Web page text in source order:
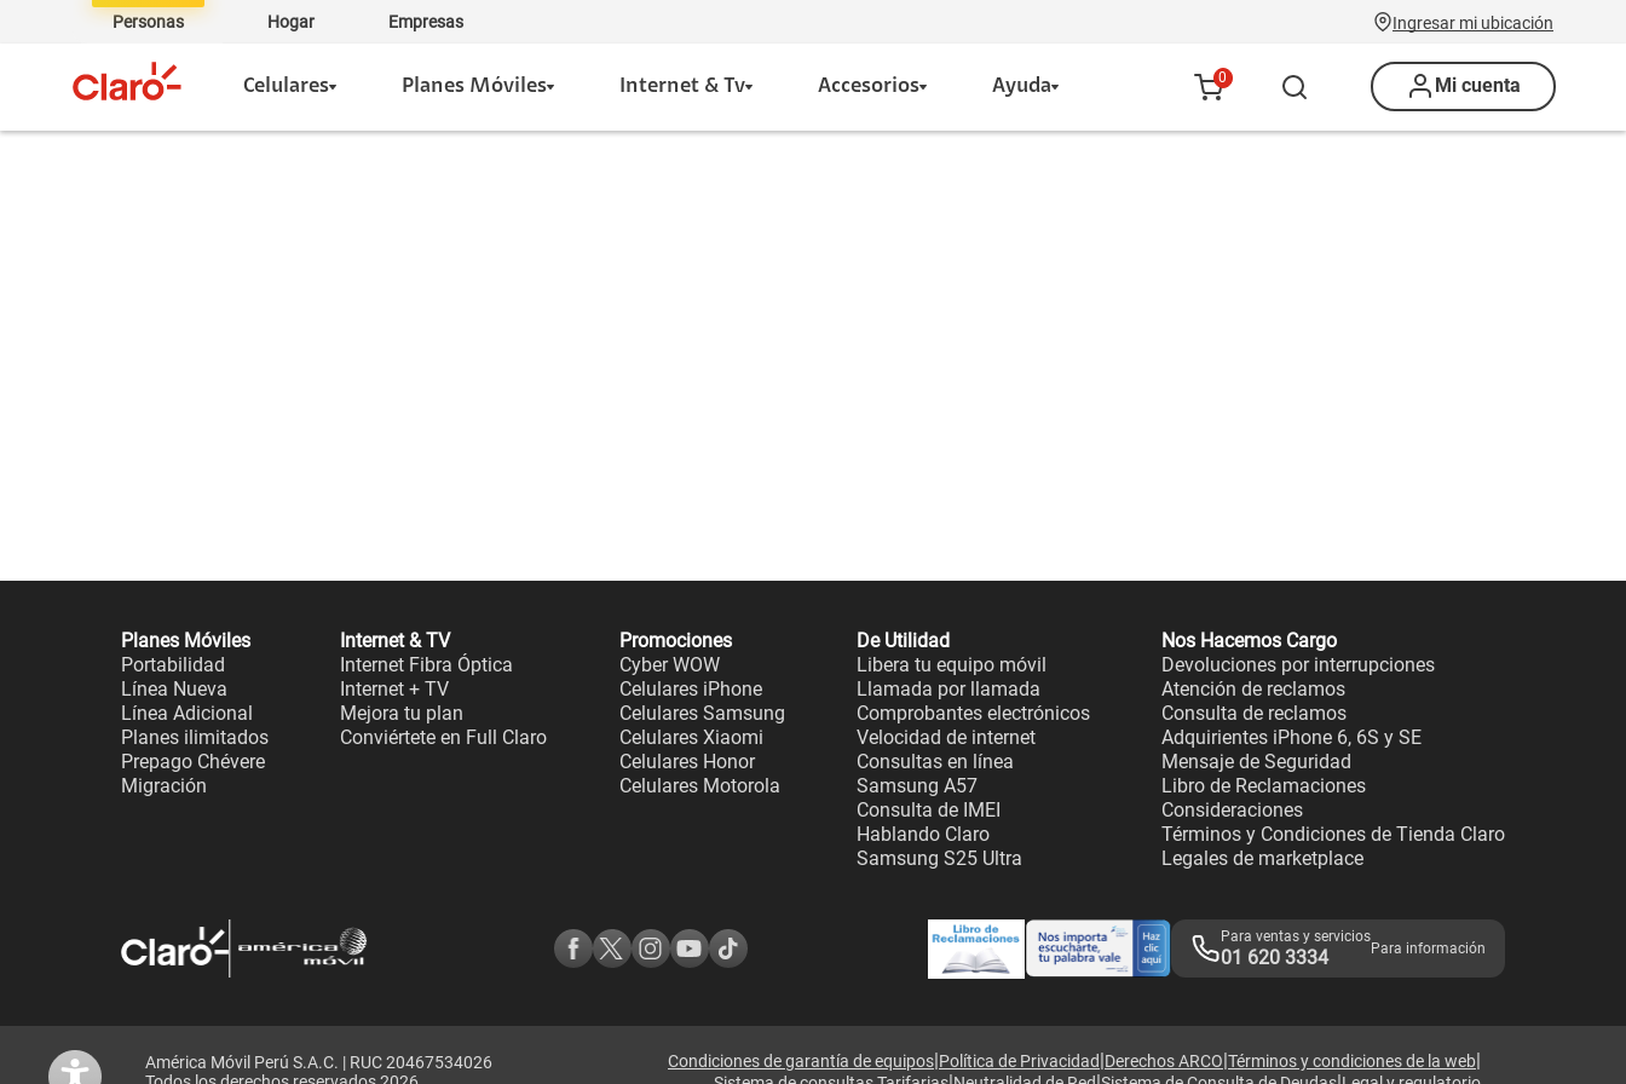
Personas Hogar Empresas Ingresar mi ubicación
Celulares Planes Móviles Internet & Tv Accesorios Ayuda 0 Mi cuenta
Planes Móviles
Portabilidad
Línea Nueva
Línea Adicional
Planes ilimitados
Prepago Chévere
Migración
Internet & TV
Internet Fibra Óptica
Internet + TV
Mejora tu plan
Conviértete en Full Claro
Promociones
Cyber WOW
Celulares iPhone
Celulares Samsung
Celulares Xiaomi
Celulares Honor
Celulares Motorola
De Utilidad
Libera tu equipo móvil
Llamada por llamada
Comprobantes electrónicos
Velocidad de internet
Consultas en línea
Samsung A57
Consulta de IMEI
Hablando Claro
Samsung S25 Ultra
Nos Hacemos Cargo
Devoluciones por interrupciones
Atención de reclamos
Consulta de reclamos
Adquirientes iPhone 6, 6S y SE
Mensaje de Seguridad
Libro de Reclamaciones
Consideraciones
Términos y Condiciones de Tienda Claro
Legales de marketplace
Para ventas y servicios
01 620 3334 Para información
América Móvil Perú S.A.C. | RUC 20467534026
Condiciones de garantía de equipos|Política de Privacidad|Derechos ARCO|Términos y condiciones de la web|